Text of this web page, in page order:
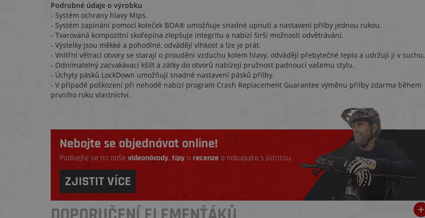
Podrobné údaje o výrobku
- Systém ochrany hlavy Mips.
- Systém zapínání pomocí koleček BOA® umožňuje snadné upnutí a nastavení přilby jednou rukou.
- Tvarovaná kompozitní skořepina zlepšuje integritu a nabízí širší možnosti odvětrávání.
- Výstelky jsou měkké a pohodlné, odvádějí vlhkost a lze je prát.
- Vnitřní větrací otvory se starají o proudění vzduchu kolem hlavy, odvádějí přebytečné teplo a udržují ji v suchu.
- Odnímatelný zacvakávací kšilt a zátky do otvorů nabízejí pružnost padnoucí vašemu stylu.
- Úchyty pásků LockDown umožňují snadné nastavení pásků přilby.
- V případě poškození při nehodě nabízí program Crash Replacement Guarantee výměnu přilby zdarma během
prvního roku vlastnictví.
Nebojte se objednávat online!
Podívejte se na naše videonávody, tipy a recenze a nakupujte s jistotou.
ZJISTIT VÍCE